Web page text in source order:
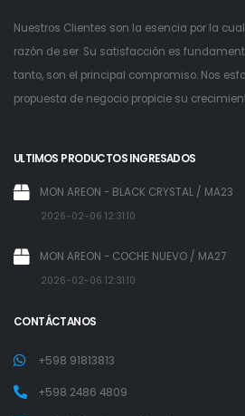
Nuestros Clientes son la esencia por la
razón de ser. Su satisfacción es
tanto, son el principal compromiso. Nos
propuesta de negocio propicie su
ULTIMOS PRODUCTOS INGRESADOS
MON AREON - BLACK CRYSTAL / MA23
2026-02-06 12:31:10
MON AREON - COCHE NUEVO / MA27
2026-02-06 12:31:10
CONTÁCTANOS
+598 91813813
+598 2486 4809